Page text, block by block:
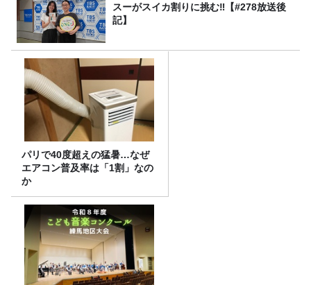
スーがスイカ割りに挑む‼【#278放送後
記】
パリで40度超えの猛暑…なぜ
エアコン普及率は「1割」なの
か